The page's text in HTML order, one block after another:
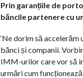
Prin garanțiile de
băncile partenere cu
‘Ne dorim să
bănci și companii.
IMM-urilor care vor să
urmări cum